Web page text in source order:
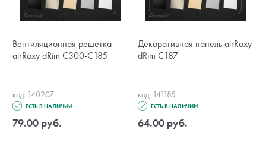
Вентиляционная решетка
airRoxy dRim C300-C185
код: 140207
ЕСТЬ В НАЛИЧИИ
79.00 руб.
Декоративная панель airRoxy
dRim C187
код: 141185
ЕСТЬ В НАЛИЧИИ
64.00 руб.